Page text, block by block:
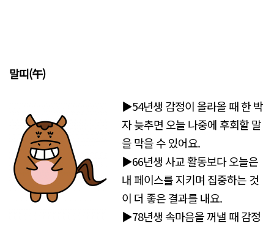
말띠(午)
▶54년생 감정이 올라올 때 한 박
자 늦추면 오늘 나중에 후회할 말
을 막을 수 있어요.
▶66년생 사교 활동보다 오늘은
내 페이스를 지키며 집중하는 것
이 더 좋은 결과를 내요.
▶78년생 속마음을 꺼낼 때 감정